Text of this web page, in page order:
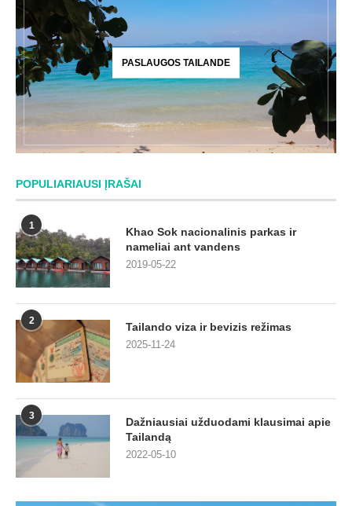
PASLAUGOS TAILANDE
POPULIARIAUSI ĮRAŠAI
1
Khao Sok nacionalinis parkas ir
nameliai ant vandens
2019-05-22
2 Tailando viza ir bevizis režimas
2025-11-24
3
Dažniausiai užduodami klausimai apie
Tailandą
2022-05-10